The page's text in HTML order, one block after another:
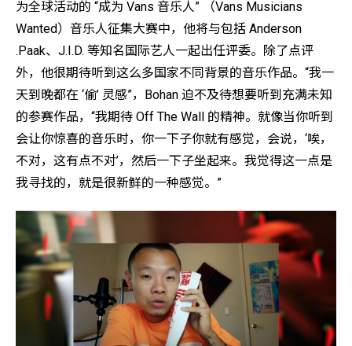
为全球活动的 “成为 Vans 音乐人” （Vans Musicians
Wanted）音乐人征集大赛中，他将与包括 Anderson
.Paak、J.I.D. 等知名国际艺人一起出任评委。除了点评
外，他很期待听到这么多国家不同背景的音乐作品。“我一
天到晚都在 ‘偷’ 灵感”，Bohan 迫不及待想要听到充满未知
的参赛作品，“我期待 Off The Wall 的精神。就像当你听到
会让你惊喜的音乐时，你一下子你就有感觉，会说，‘唉，
不对，这有点不对’，然后一下子坐起来。我觉得这一点是
我寻找的，就是很新鲜的一种感觉。”